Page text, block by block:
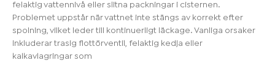
felaktig vattennivå eller slitna packningar i cisternen.
Problemet uppstår när vattnet inte stängs av korrekt efter
spolning, vilket leder till kontinuerligt läckage. Vanliga orsaker
inkluderar trasig flottörventil, felaktig kedja eller
kalkavlagringar som